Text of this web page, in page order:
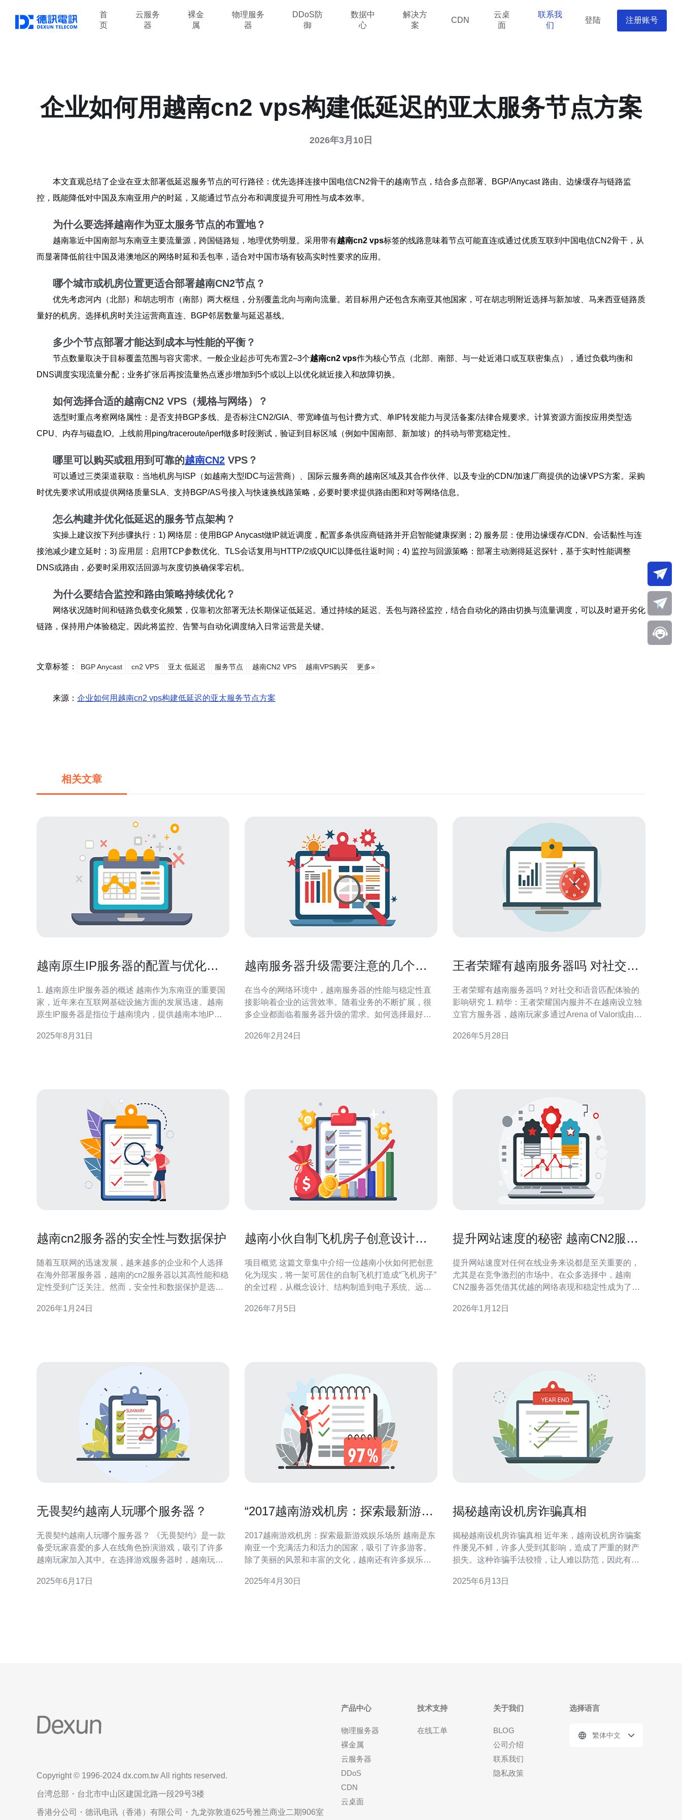
首
页
云服务
器
裸金
属
物理服务
器
DDoS防
御
数据中
心
解决方
案
CDN
云桌
面
联系我
们
登陆 注册账号
企业如何用越南cn2 vps构建低延迟的亚太服务节点方案
2026年3月10日
本文直观总结了企业在亚太部署低延迟服务节点的可行路径：优先选择连接中国电信CN2骨干的越南节点，结合多点部署、BGP/Anycast 路由、边缘缓存与链路监
控，既能降低对中国及东南亚用户的时延，又能通过节点分布和调度提升可用性与成本效率。
为什么要选择越南作为亚太服务节点的布置地？
越南靠近中国南部与东南亚主要流量源，跨国链路短，地理优势明显。采用带有越南cn2 vps标签的线路意味着节点可能直连或通过优质互联到中国电信CN2骨干，从
而显著降低前往中国及港澳地区的网络时延和丢包率，适合对中国市场有较高实时性要求的应用。
哪个城市或机房位置更适合部署越南CN2节点？
优先考虑河内（北部）和胡志明市（南部）两大枢纽，分别覆盖北向与南向流量。若目标用户还包含东南亚其他国家，可在胡志明附近选择与新加坡、马来西亚链路质
量好的机房。选择机房时关注运营商直连、BGP邻居数量与延迟基线。
多少个节点部署才能达到成本与性能的平衡？
节点数量取决于目标覆盖范围与容灾需求。一般企业起步可先布置2–3个越南cn2 vps作为核心节点（北部、南部、与一处近港口或互联密集点），通过负载均衡和
DNS调度实现流量分配；业务扩张后再按流量热点逐步增加到5个或以上以优化就近接入和故障切换。
如何选择合适的越南CN2 VPS（规格与网络）？
选型时重点考察网络属性：是否支持BGP多线、是否标注CN2/GIA、带宽峰值与包计费方式、单IP转发能力与灵活备案/法律合规要求。计算资源方面按应用类型选
CPU、内存与磁盘IO。上线前用ping/traceroute/iperf做多时段测试，验证到目标区域（例如中国南部、新加坡）的抖动与带宽稳定性。
哪里可以购买或租用到可靠的越南CN2 VPS？
可以通过三类渠道获取：当地机房与ISP（如越南大型IDC与运营商）、国际云服务商的越南区域及其合作伙伴、以及专业的CDN/加速厂商提供的边缘VPS方案。采购
时优先要求试用或提供网络质量SLA、支持BGP/AS号接入与快速换线路策略，必要时要求提供路由图和对等网络信息。
怎么构建并优化低延迟的服务节点架构？
实操上建议按下列步骤执行：1) 网络层：使用BGP Anycast做IP就近调度，配置多条供应商链路并开启智能健康探测；2) 服务层：使用边缘缓存/CDN、会话黏性与连
接池减少建立延时；3) 应用层：启用TCP参数优化、TLS会话复用与HTTP/2或QUIC以降低往返时间；4) 监控与回源策略：部署主动测得延迟探针，基于实时性能调整
DNS或路由，必要时采用双活回源与灰度切换确保零宕机。
为什么要结合监控和路由策略持续优化？
网络状况随时间和链路负载变化频繁，仅靠初次部署无法长期保证低延迟。通过持续的延迟、丢包与路径监控，结合自动化的路由切换与流量调度，可以及时避开劣化
链路，保持用户体验稳定。因此将监控、告警与自动化调度纳入日常运营是关键。
文章标签： BGP Anycast cn2 VPS 亚太 低延迟 服务节点 越南CN2 VPS 越南VPS购买 更多»
来源： 企业如何用越南cn2 vps构建低延迟的亚太服务节点方案
相关文章
越南原生IP服务器的配置与优化技
1. 越南原生IP服务器的概述 越南作为东南亚的重要国
家，近年来在互联网基础设施方面的发展迅速。越南
原生IP服务器是指位于越南境内，提供越南本地IP地
区的访问速度及稳定性，尤其是针对本地用户的应
2025年8月31日
越南服务器升级需要注意的几个重
在当今的网络环境中，越南服务器的性能与稳定性直
接影响着企业的运营效率。随着业务的不断扩展，很
多企业都面临着服务器升级的需求。如何选择最好的
的具体事项，都是值得深思的问题。本文将详细探讨
2026年2月24日
王者荣耀有越南服务器吗 对社交和
王者荣耀有越南服务器吗？对社交和语音匹配体验的
影响研究 1. 精华：王者荣耀国内服并不在越南设立独
立官方服务器，越南玩家多通过Arena of Valor或由
的语音匹配会直接受制于延迟、语言障碍和不同的内
2026年5月28日
越南cn2服务器的安全性与数据保护
随着互联网的迅速发展，越来越多的企业和个人选择
在海外部署服务器，越南的cn2服务器以其高性能和稳
定性受到广泛关注。然而，安全性和数据保护是选择
cn2服务器的安全性与数据保护的相关内容，并提供实
2026年1月24日
越南小伙自制飞机房子创意设计与
项目概览 这篇文章集中介绍一位越南小伙如何把创意
化为现实，将一架可居住的自制飞机打造成“飞机房子”
的全过程，从概念设计、结构制造到电子系统、远程
文章也会说明如何用域名与CDN提升访问性能并做
2026年7月5日
提升网站速度的秘密 越南CN2服务
提升网站速度对任何在线业务来说都是至关重要的，
尤其是在竞争激烈的市场中。在众多选择中，越南
CN2服务器凭借其优越的网络表现和稳定性成为了一
器，并推荐德讯电讯作为您的最佳服务商。 选择越南
2026年1月12日
无畏契约越南人玩哪个服务器？
无畏契约越南人玩哪个服务器？ 《无畏契约》是一款
备受玩家喜爱的多人在线角色扮演游戏，吸引了许多
越南玩家加入其中。在选择游戏服务器时，越南玩家
南玩家常玩的服务器以及各自的特点。 对于越南玩家
2025年6月17日
“2017越南游戏机房：探索最新游戏
2017越南游戏机房：探索最新游戏娱乐场所 越南是东
南亚一个充满活力和活力的国家，吸引了许多游客。
除了美丽的风景和丰富的文化，越南还有许多娱乐场
将探索2017年越南最新的游戏机房。 近年来，随着越
2025年4月30日
揭秘越南设机房诈骗真相
揭秘越南设机房诈骗真相 近年来，越南设机房诈骗案
件屡见不鲜，许多人受到其影响，造成了严重的财产
损失。这种诈骗手法狡猾，让人难以防范，因此有必
骗通常是通过电信网络实施的，骗子会冒充政府部门
2025年6月13日
Copyright © 1996-2024 dx.com.tw All rights reserved.
台湾总部・台北市中山区建国北路一段29号3楼
香港分公司・德讯电讯（香港）有限公司・九龙弥敦道625号雅兰商业二期906室
产品中心
物理服务器
裸金属
云服务器
DDoS
CDN
云桌面
技术支持
在线工单
关于我们
BLOG
公司介绍
联系我们
隐私政策
选择语言
繁体中文